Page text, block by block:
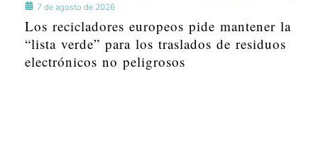
7 de agosto de 2026
Los recicladores europeos pide mantener la
“lista verde” para los traslados de residuos
electrónicos no peligrosos